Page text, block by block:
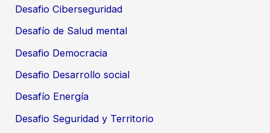
Desafio Ciberseguridad
Desafío de Salud mental
Desafio Democracia
Desafio Desarrollo social
Desafío Energía
Desafio Seguridad y Territorio